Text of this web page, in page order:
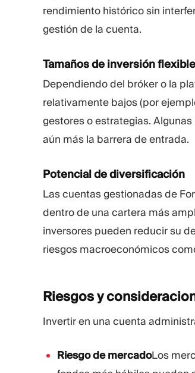
rendimiento histórico sin
gestión de la cuenta.
Tamaños de inversión
Dependiendo del bróker o la
relativamente bajos (por
gestores o estrategias.
aún más la barrera de entrada.
Potencial de diversificación
Las cuentas gestionadas de
dentro de una cartera más
inversores pueden reducir su
riesgos macroeconómicos
Riesgos y
Invertir en una cuenta
Riesgo de mercadoLos